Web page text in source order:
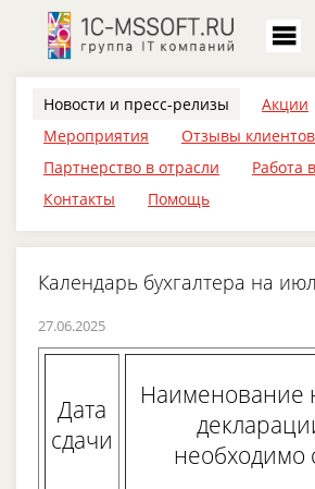
Новости и пресс-релизы
Акции
Мероприятия
Отзывы клиентов
Партнерство в отрасли
Работа
Контакты
Помощь
Календарь бухгалтера на
27.06.2025
Дата
сдачи
Наименование
необходимо